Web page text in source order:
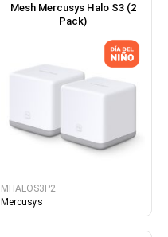
Mesh Mercusys Halo S3 (2
Pack)
MHALOS3P2
Mercusys